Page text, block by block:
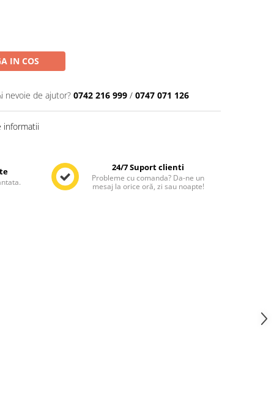
IN COS
nevoie de ajutor? 0742 216 999 / 0747 071 126
informatii
24/7 Suport clienti
Probleme cu comanda? Da-ne un
mesaj la orice oră, zi sau noapte!